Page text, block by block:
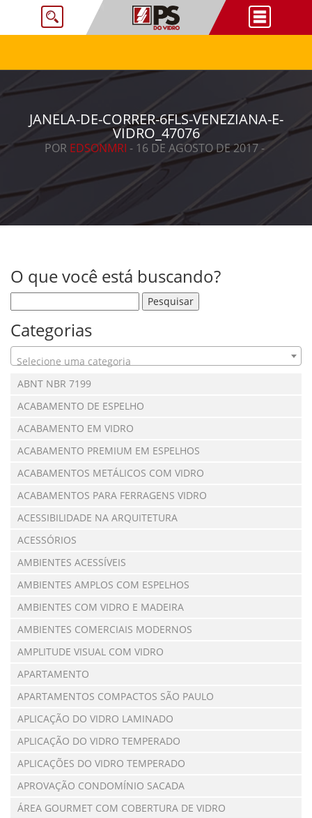
JANELA-DE-CORRER-6FLS-VENEZIANA-E-
VIDRO_47076
POR EDSONMRI - 16 DE AGOSTO DE 2017 -
O que você está buscando?
Categorias
Selecione uma categoria
ABNT NBR 7199
ACABAMENTO DE ESPELHO
ACABAMENTO EM VIDRO
ACABAMENTO PREMIUM EM ESPELHOS
ACABAMENTOS METÁLICOS COM VIDRO
ACABAMENTOS PARA FERRAGENS VIDRO
ACESSIBILIDADE NA ARQUITETURA
ACESSÓRIOS
AMBIENTES ACESSÍVEIS
AMBIENTES AMPLOS COM ESPELHOS
AMBIENTES COM VIDRO E MADEIRA
AMBIENTES COMERCIAIS MODERNOS
AMPLITUDE VISUAL COM VIDRO
APARTAMENTO
APARTAMENTOS COMPACTOS SÃO PAULO
APLICAÇÃO DO VIDRO LAMINADO
APLICAÇÃO DO VIDRO TEMPERADO
APLICAÇÕES DO VIDRO TEMPERADO
APROVAÇÃO CONDOMÍNIO SACADA
ÁREA GOURMET COM COBERTURA DE VIDRO